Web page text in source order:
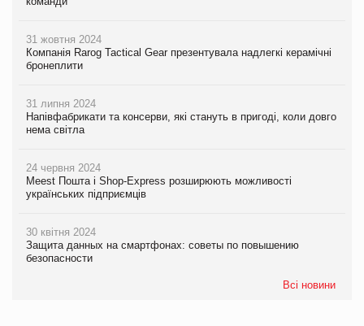
31 жовтня 2024
Компанія Rarog Tactical Gear презентувала надлегкі керамічні
бронеплити
31 липня 2024
Напівфабрикати та консерви, які стануть в пригоді, коли довго
нема світла
24 червня 2024
Meest Пошта і Shop-Express розширюють можливості
українських підприємців
30 квітня 2024
Защита данных на смартфонах: советы по повышению
безопасности
Всі новини